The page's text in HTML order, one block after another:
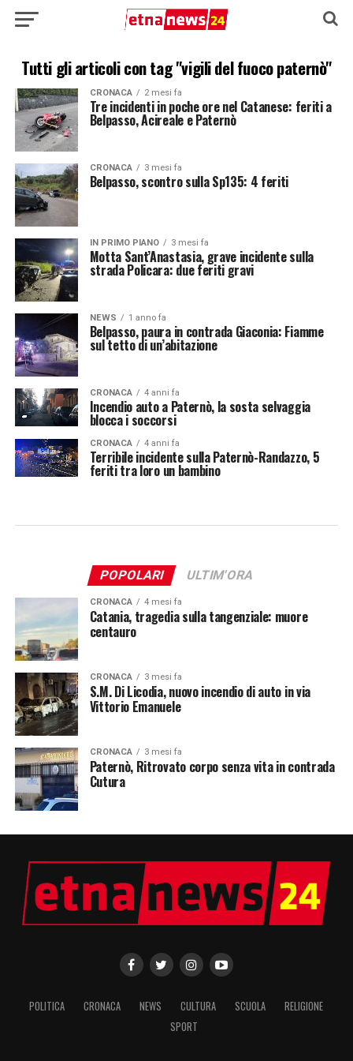
Tutti gli articoli con tag "vigili del fuoco paternò"
CRONACA 2 mesi fa
Tre incidenti in poche ore nel Catanese: feriti a
Belpasso, Acireale e Paternò
CRONACA 3 mesi fa
Belpasso, scontro sulla Sp135: 4 feriti
IN PRIMO PIANO 3 mesi fa
Motta Sant’Anastasia, grave incidente sulla
strada Policara: due feriti gravi
NEWS 1 anno fa
Belpasso, paura in contrada Giaconia: Fiamme
sul tetto di un’abitazione
CRONACA 4 anni fa
Incendio auto a Paternò, la sosta selvaggia
blocca i soccorsi
CRONACA 4 anni fa
Terribile incidente sulla Paternò-Randazzo, 5
feriti tra loro un bambino
POPOLARI ULTIM'ORA
CRONACA 4 mesi fa
Catania, tragedia sulla tangenziale: muore
centauro
CRONACA 3 mesi fa
S.M. Di Licodia, nuovo incendio di auto in via
Vittorio Emanuele
CRONACA 3 mesi fa
Paternò, Ritrovato corpo senza vita in contrada
Cutura
POLITICA CRONACA NEWS CULTURA SCUOLA
RELIGIONE
SPORT